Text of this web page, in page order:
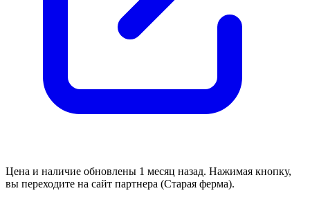
Цена и наличие обновлены 1 месяц назад. Нажимая кнопку,
вы переходите на сайт партнера (Старая ферма).